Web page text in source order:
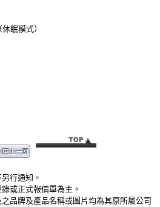
眠模式）
行通知。
或正式報價單為主。
品牌及產品名稱或圖片均為其原所屬公司